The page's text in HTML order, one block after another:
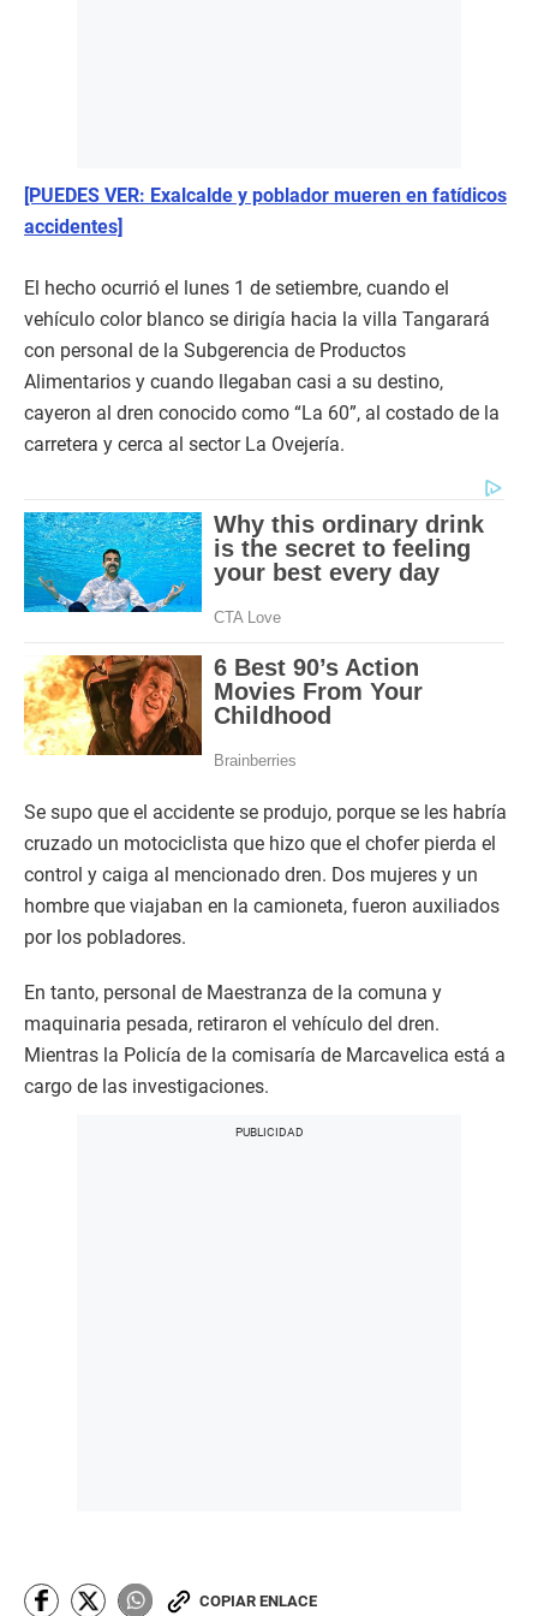
[PUEDES VER: Exalcalde y poblador mueren en fatídicos
accidentes]
El hecho ocurrió el lunes 1 de setiembre, cuando el
vehículo color blanco se dirigía hacia la villa Tangarará
con personal de la Subgerencia de Productos
Alimentarios y cuando llegaban casi a su destino,
cayeron al dren conocido como “La 60”, al costado de la
carretera y cerca al sector La Ovejería.
Se supo que el accidente se produjo, porque se les habría
cruzado un motociclista que hizo que el chofer pierda el
control y caiga al mencionado dren. Dos mujeres y un
hombre que viajaban en la camioneta, fueron auxiliados
por los pobladores.
En tanto, personal de Maestranza de la comuna y
maquinaria pesada, retiraron el vehículo del dren.
Mientras la Policía de la comisaría de Marcavelica está a
cargo de las investigaciones.
COPIAR ENLACE